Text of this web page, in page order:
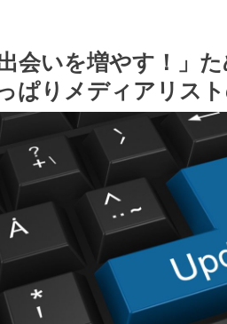
会いを増やす！」
ぱりメディアリス